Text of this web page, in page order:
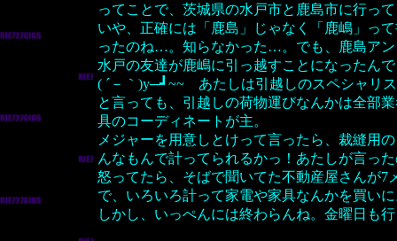
ってことで、茨城県の水戸市と鹿島市に行っ
いや、正確には「鹿島」じゃなく「鹿嶋」っ
ったのね…。知らなかった…。でも、鹿島ア
水戸の友達が鹿嶋に引っ越すことになったん
( ´－｀)y─┛~~ あたしは引越しのスペシャリ
と言っても、引越しの荷物運びなんかは全部
具のコーディネートが主。
メジャーを用意しとけって言ったら、裁縫用
んなもんで計ってられるかっ！あたしが言っ
怒ってたら、そばで聞いてた不動産屋さんが
で、いろいろ計って家電や家具なんかを買い
しかし、いっぺんには終わらんね。金曜日も